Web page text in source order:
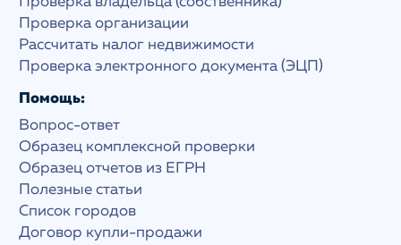
Проверка организации
Рассчитать налог недвижимости
Проверка электронного документа (ЭЦП)
Помощь:
Вопрос-ответ
Образец комплексной проверки
Образец отчетов из ЕГРН
Полезные статьи
Список городов
Договор купли-продажи